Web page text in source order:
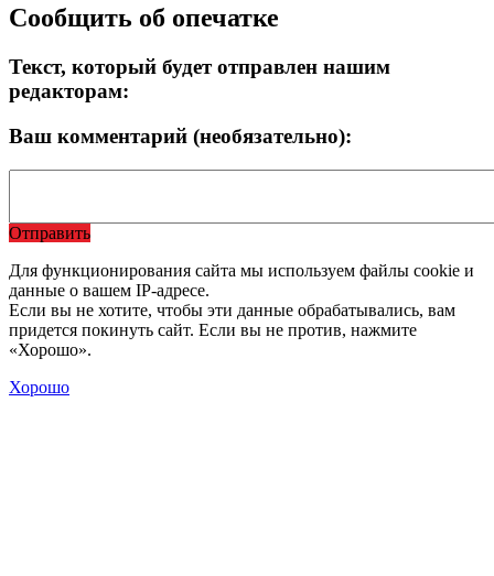
Сообщить об опечатке
Текст, который будет отправлен нашим
редакторам:
Ваш комментарий (необязательно):
Отправить
Для функционирования сайта мы используем файлы cookie и
данные о вашем IP-адресе.
Если вы не хотите, чтобы эти данные обрабатывались, вам
придется покинуть сайт. Если вы не против, нажмите
«Хорошо».
Хорошо